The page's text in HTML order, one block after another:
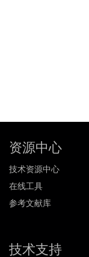
资源中心
技术资源中心
在线工具
参考文献库
技术支持